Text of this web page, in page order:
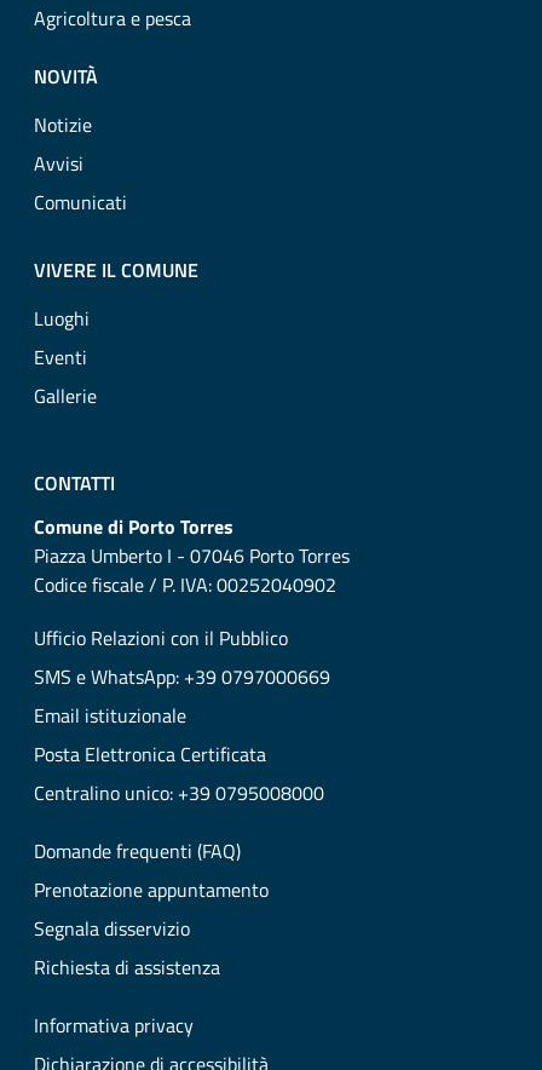
Agricoltura e pesca
NOVITÀ
Notizie
Avvisi
Comunicati
VIVERE IL COMUNE
Luoghi
Eventi
Gallerie
CONTATTI
Comune di Porto Torres
Piazza Umberto I - 07046 Porto Torres
Codice fiscale / P. IVA: 00252040902
Ufficio Relazioni con il Pubblico
SMS e WhatsApp: +39 0797000669
Email istituzionale
Posta Elettronica Certificata
Centralino unico: +39 0795008000
Domande frequenti (FAQ)
Prenotazione appuntamento
Segnala disservizio
Richiesta di assistenza
Informativa privacy